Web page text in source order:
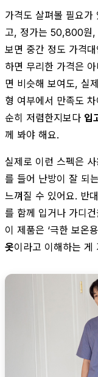
가격도 살펴볼 필요
고, 정가는 50,800원,
보면 중간 정도 가격
하면 무리한 가격은
면 비슷해 보여도, 실
형 여부에서 만족도
순히 저렴한지보다 입
께 봐야 해요.
실제로 이런 스펙은
를 들어 난방이 잘 되
느껴질 수 있어요. 반
를 함께 입거나 가디
이 제품은 ‘극한 보온
옷이라고 이해하는 게